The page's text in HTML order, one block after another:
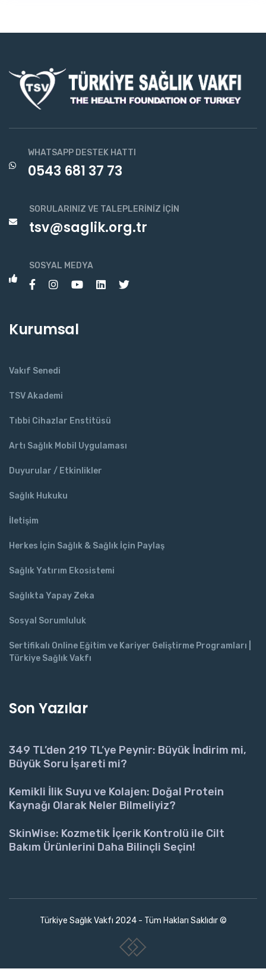
WHATSAPP DESTEK HATTI
0543 681 37 73
SORULARINIZ VE TALEPLERINIZ İÇIN
tsv@saglik.org.tr
SOSYAL MEDYA
Kurumsal
Vakıf Senedi
TSV Akademi
Tıbbi Cihazlar Enstitüsü
Artı Sağlık Mobil Uygulaması
Duyurular / Etkinlikler
Sağlık Hukuku
İletişim
Herkes İçin Sağlık & Sağlık İçin Paylaş
Sağlık Yatırım Ekosistemi
Sağlıkta Yapay Zeka
Sosyal Sorumluluk
Sertifikalı Online Eğitim ve Kariyer Geliştirme Programları |
Türkiye Sağlık Vakfı
Son Yazılar
349 TL’den 219 TL’ye Peynir: Büyük İndirim mi,
Büyük Soru İşareti mi?
Kemikli İlik Suyu ve Kolajen: Doğal Protein
Kaynağı Olarak Neler Bilmeliyiz?
SkinWise: Kozmetik İçerik Kontrolü ile Cilt
Bakım Ürünlerini Daha Bilinçli Seçin!
Türkiye Sağlık Vakfı 2024 - Tüm Hakları Saklıdır ©
www.collectivepeople.com.tr